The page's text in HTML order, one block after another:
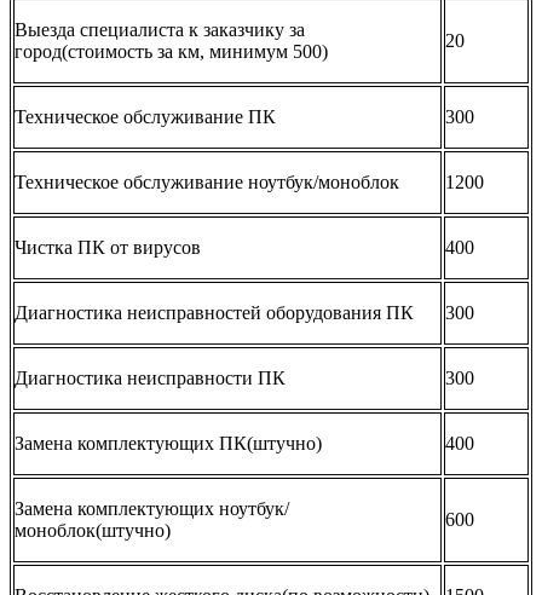
Выезда специалиста к заказчику за
город(стоимость за км, минимум 500)
20
Техническое обслуживание ПК 300
Техническое обслуживание ноутбук/моноблок 1200
Чистка ПК от вирусов 400
Диагностика неисправностей оборудования ПК 300
Диагностика неисправности ПК 300
Замена комплектующих ПК(штучно) 400
Замена комплектующих ноутбук/
моноблок(штучно)
600